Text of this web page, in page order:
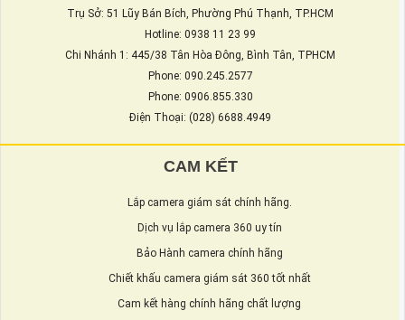
Trụ Sở: 51 Lũy Bán Bích, Phường Phú Thạnh, TP.HCM
Hotline: 0938 11 23 99
Chi Nhánh 1: 445/38 Tân Hòa Đông, Bình Tân, TPHCM
Phone: 090.245.2577
Phone: 0906.855.330
Điện Thoại: (028) 6688.4949
CAM KẾT
Lắp camera giám sát chính hãng.
Dịch vụ lắp camera 360 uy tín
Bảo Hành camera chính hãng
Chiết khấu camera giám sát 360 tốt nhất
Cam kết hàng chính hãng chất lượng